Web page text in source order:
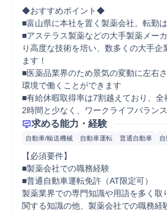
◆おすすめポイント◆
■富山県に本社を置く製薬会社。転勤
■アステラス製薬などの大手製薬メー
り高度な技術を培い、数多くの大手企
ます！
■医薬品業界のため景気の変動に左右
環境で働くことができます
■有給休暇取得率は7割越えており、全
2時間と少なく、ワークライフバラン
求める能力・経験
自動車/輸送機械 自動車運転 普通自動車
【必須要件】
■製薬会社での職務経験
■普通自動車運転免許（AT限定可）
製薬業界での専門知識や用語を多く取
関する知識の他、製薬会社での職務経